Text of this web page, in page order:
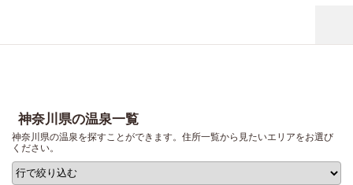
神奈川県の温泉一覧
神奈川県の温泉を探すことができます。住所一覧から見たいエリアをお選び
ください。